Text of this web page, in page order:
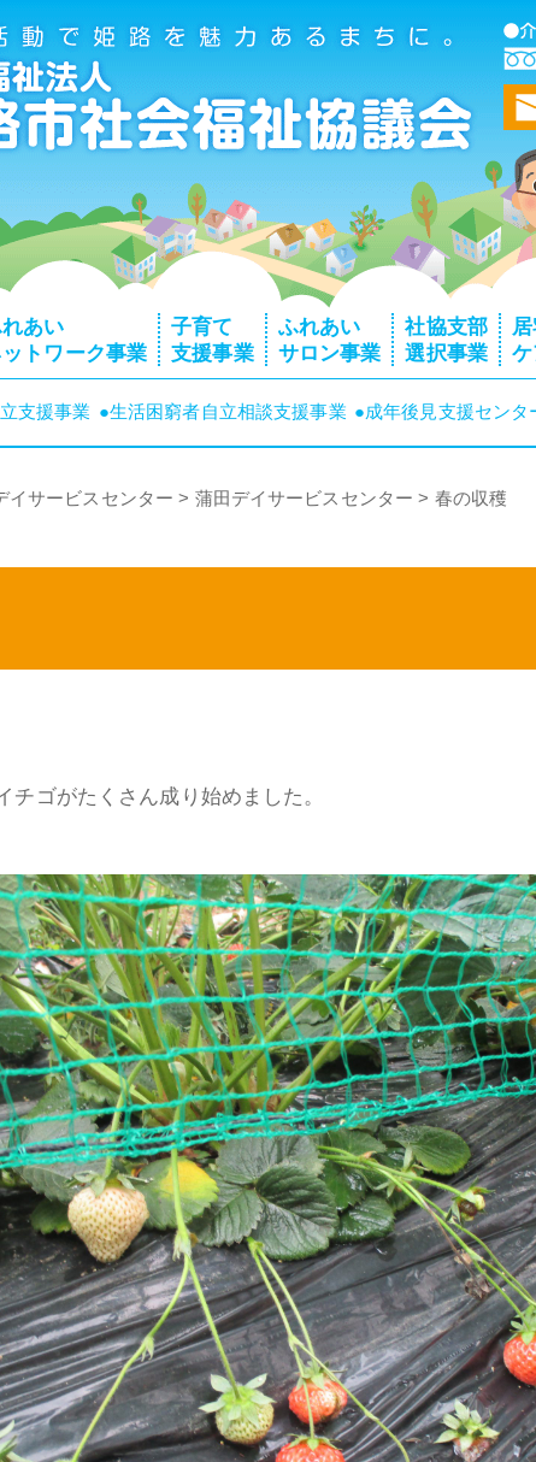
トップペ
あい
トワーク事業
子育て
支援事業
ふれあい
サロン事業
社協支部
選択事業
支援事業 ●生活困窮者自立相談支援事業 ●成年後見支援センタ
イサービスセンター > 蒲田デイサービスセンター > 春の収穫
チゴがたくさん成り始めました。